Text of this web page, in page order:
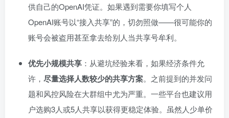
供自己的OpenAI凭证。如果遇到需要你填写个人
OpenAI账号以“接入共享”的，切勿照做——很可能你的
账号会被盗用甚至拿去给别人当共享号牟利。
优先小规模共享 ：从避坑经验来看，如果经济条件允
许， 尽量选择人数较少的共享方案。之前提到的并发问
题和风控风险在大群组中尤为严重。一些平台也建议用
户选购3人或5人共享以获得更稳定体验。虽然人少单价